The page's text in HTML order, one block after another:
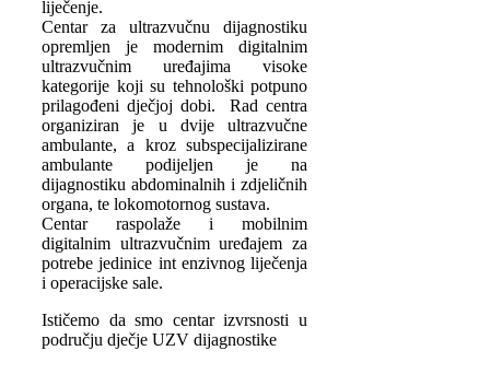
liječenje.
Centar za ultrazvučnu dijagnostiku
opremljen je modernim digitalnim
ultrazvučnim uređajima visoke
kategorije koji su tehnološki potpuno
prilagođeni dječjoj dobi. Rad centra
organiziran je u dvije ultrazvučne
ambulante, a kroz subspecijalizirane
ambulante podijeljen je na
dijagnostiku abdominalnih i zdjeličnih
organa, te lokomotornog sustava.
Centar raspolaže i mobilnim
digitalnim ultrazvučnim uređajem za
potrebe jedinice int enzivnog liječenja
i operacijske sale.
Ističemo da smo centar izvrsnosti u
području dječje UZV dijagnostike